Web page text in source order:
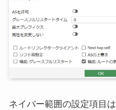
ネイバー範囲の設定項目